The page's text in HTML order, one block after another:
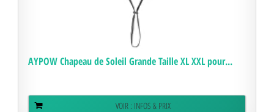
AYPOW Chapeau de Soleil Grande Taille XL XXL pour...
VOIR : INFOS & PRIX